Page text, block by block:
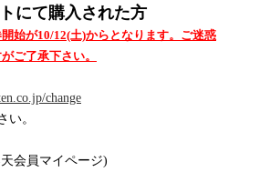
にて購入された方
始が10/12(土)からとなります。ご迷惑
ご了承下さい。
change
い。
会員マイページ)